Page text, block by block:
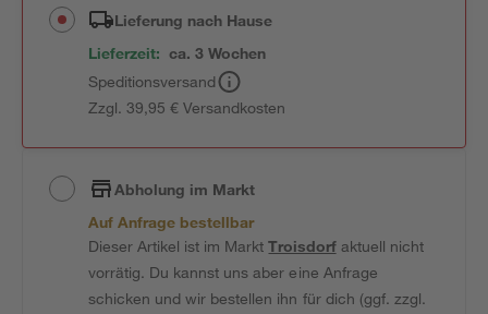
Lieferung nach Hause
Lieferzeit: ca. 3 Wochen
Speditionsversand
Zzgl. 39,95 € Versandkosten
Abholung im Markt
Auf Anfrage bestellbar
Dieser Artikel ist im MarktTroisdorfaktuell nicht
vorrätig. Du kannst uns aber eine Anfrage
schicken und wir bestellen ihn für dich (ggf. zzgl.